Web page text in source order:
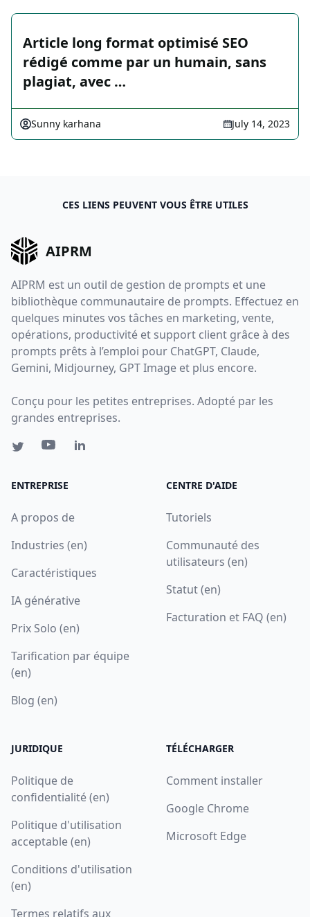
Article long format optimisé SEO
rédigé comme par un humain, sans
plagiat, avec …
Sunny karhana July 14, 2023
CES LIENS PEUVENT VOUS ÊTRE UTILES
AIPRM
AIPRM est un outil de gestion de prompts et une
bibliothèque communautaire de prompts. Effectuez en
quelques minutes vos tâches en marketing, vente,
opérations, productivité et support client grâce à des
prompts prêts à l’emploi pour ChatGPT, Claude,
Gemini, Midjourney, GPT Image et plus encore.
Conçu pour les petites entreprises. Adopté par les
grandes entreprises.
ENTREPRISE
A propos de
Industries (en)
Caractéristiques
IA générative
Prix Solo (en)
Tarification par équipe
(en)
Blog (en)
CENTRE D'AIDE
Tutoriels
Communauté des
utilisateurs (en)
Statut (en)
Facturation et FAQ (en)
JURIDIQUE
Politique de
confidentialité (en)
Politique d'utilisation
acceptable (en)
Conditions d'utilisation
(en)
Termes relatifs aux
TÉLÉCHARGER
Comment installer
Google Chrome
Microsoft Edge